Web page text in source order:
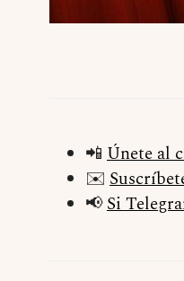
📲 Únete al
✉️
📢Si